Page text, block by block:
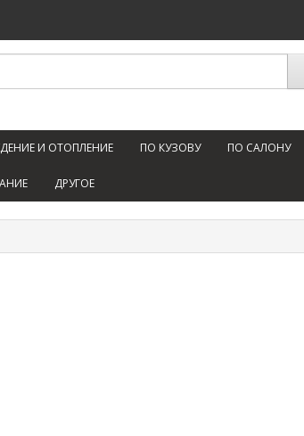
И ОТОПЛЕНИЕ ПО КУЗОВУ ПО САЛОНУ
ДРУГОЕ